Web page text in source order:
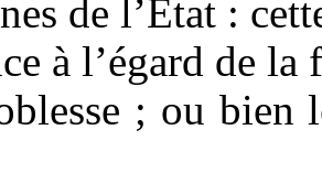
de l’État :
à l’égard de la
; ou bien